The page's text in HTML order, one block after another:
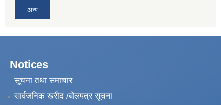
अन्य
Notices
सूचना तथा समाचार
सार्वजनिक खरीद /बोलपत्र सूचना